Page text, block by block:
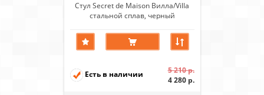
Стул Secret de Maison Вилла/Villa
стальной сплав, черный
Есть в наличии
5 210 р.
4 280 р.